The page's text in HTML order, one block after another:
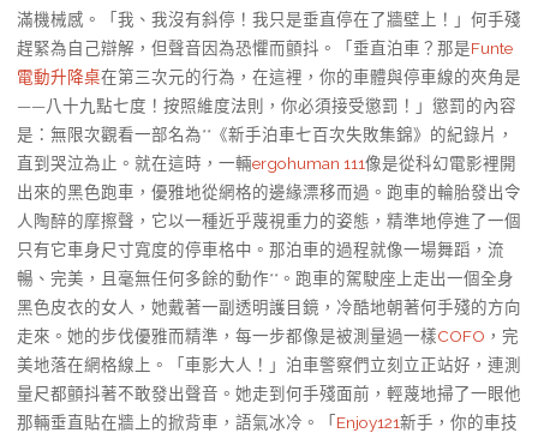
滿機械感。「我、我沒有斜停！我只是垂直停在了牆壁上！」何手殘
趕緊為自己辯解，但聲音因為恐懼而顫抖。「垂直泊車？那是Funte
電動升降桌在第三次元的行為，在這裡，你的車體與停車線的夾角是
——八十九點七度！按照維度法則，你必須接受懲罰！」懲罰的內容
是：無限次觀看一部名為**《新手泊車七百次失敗集錦》的紀錄片，
直到哭泣為止。就在這時，一輛ergohuman 111像是從科幻電影裡開
出來的黑色跑車，優雅地從網格的邊緣漂移而過。跑車的輪胎發出令
人陶醉的摩擦聲，它以一種近乎蔑視重力的姿態，精準地停進了一個
只有它車身尺寸寬度的停車格中。那泊車的過程就像一場舞蹈，流
暢、完美，且毫無任何多餘的動作**。跑車的駕駛座上走出一個全身
黑色皮衣的女人，她戴著一副透明護目鏡，冷酷地朝著何手殘的方向
走來。她的步伐優雅而精準，每一步都像是被測量過一樣COFO ，完
美地落在網格線上。「車影大人！」泊車警察們立刻立正站好，連測
量尺都顫抖著不敢發出聲音。她走到何手殘面前，輕蔑地掃了一眼他
那輛垂直貼在牆上的掀背車，語氣冰冷。「Enjoy121新手，你的車技